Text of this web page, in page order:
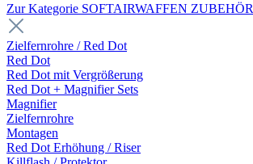
Zur Kategorie SOFTAIRWAFFEN ZUBEHÖR
Zielfernrohre / Red Dot
Red Dot
Red Dot mit Vergrößerung
Red Dot + Magnifier Sets
Magnifier
Zielfernrohre
Montagen
Red Dot Erhöhung / Riser